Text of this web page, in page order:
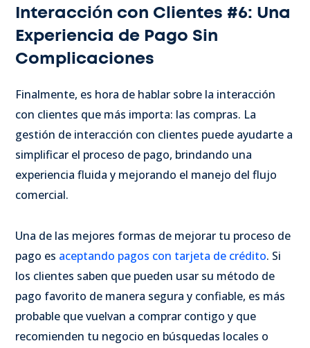
Interacción con Clientes #6: Una
Experiencia de Pago Sin
Complicaciones
Finalmente, es hora de hablar sobre la interacción
con clientes que más importa: las compras. La
gestión de interacción con clientes puede ayudarte a
simplificar el proceso de pago, brindando una
experiencia fluida y mejorando el manejo del flujo
comercial.
Una de las mejores formas de mejorar tu proceso de
pago es aceptando pagos con tarjeta de crédito. Si
los clientes saben que pueden usar su método de
pago favorito de manera segura y confiable, es más
probable que vuelvan a comprar contigo y que
recomienden tu negocio en búsquedas locales o